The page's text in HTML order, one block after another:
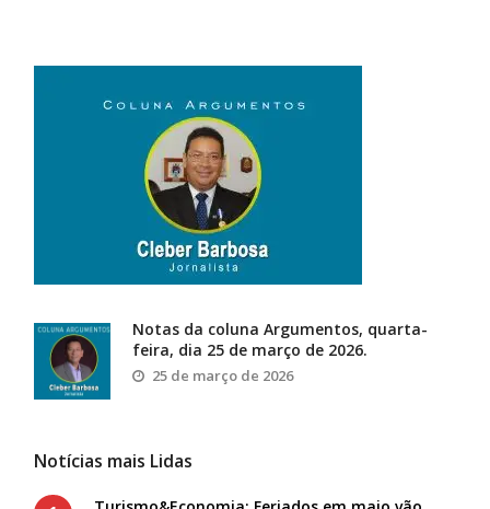
Notas da coluna Argumentos, quarta-
feira, dia 25 de março de 2026.
25 de março de 2026
Notícias mais Lidas